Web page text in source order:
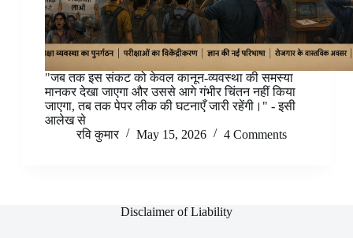
"जब तक इस संकट को केवल कानून-व्यवस्था की समस्या
मानकर देखा जाएगा और उससे आगे गंभीर चिंतन नहीं किया
जाएगा, तब तक पेपर लीक की घटनाएँ जारी रहेंगी।" - इसी
आलेख से
रवि कुमार
May 15, 2026 4 Comments
Disclaimer of Liability